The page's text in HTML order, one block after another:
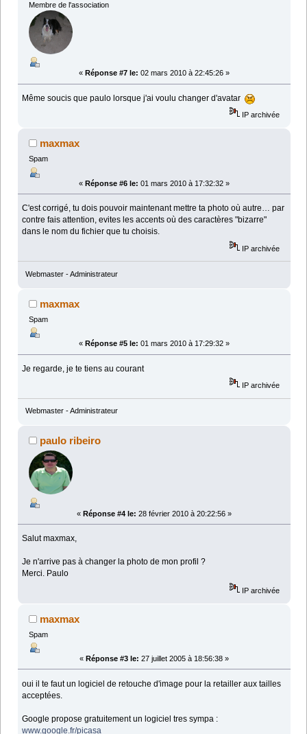
Membre de l'association
« Réponse #7 le: 02 mars 2010 à 22:45:26 »
Même soucis que paulo lorsque j'ai voulu changer d'avatar
IP archivée
maxmax
Spam
« Réponse #6 le: 01 mars 2010 à 17:32:32 »
C'est corrigé, tu dois pouvoir maintenant mettre ta photo où autre… par
contre fais attention, evites les accents où des caractères "bizarre"
dans le nom du fichier que tu choisis.
IP archivée
Webmaster - Administrateur
maxmax
Spam
« Réponse #5 le: 01 mars 2010 à 17:29:32 »
Je regarde, je te tiens au courant
IP archivée
Webmaster - Administrateur
paulo ribeiro
« Réponse #4 le: 28 février 2010 à 20:22:56 »
Salut maxmax,
Je n'arrive pas à changer la photo de mon profil ?
Merci. Paulo
IP archivée
maxmax
Spam
« Réponse #3 le: 27 juillet 2005 à 18:56:38 »
oui il te faut un logiciel de retouche d'image pour la retailler aux tailles
acceptées.
Google propose gratuitement un logiciel tres sympa :
www.google.fr/picasa